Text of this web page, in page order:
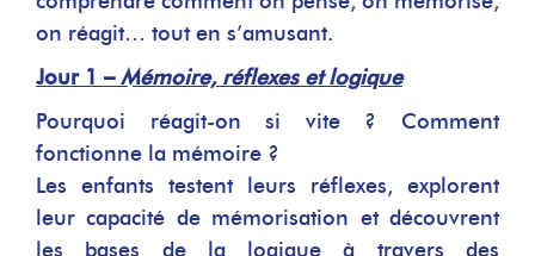
on réagit… tout en s’amusant.
Jour 1 –Mémoire, réflexes et logique
Pourquoi réagit-on si vite ? Comment
fonctionne la mémoire ?
Les enfants testent leurs réflexes, explorent
leur capacité de mémorisation et découvrent
les bases de la logique à travers des